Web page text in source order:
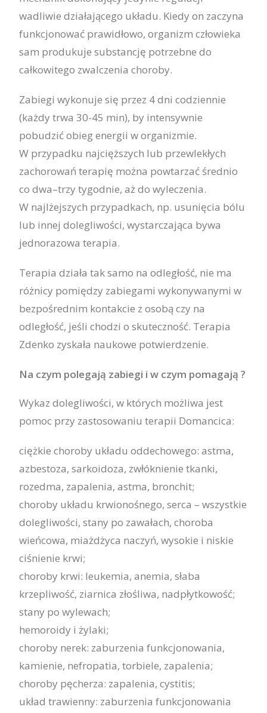
wadliwie działającego układu. Kiedy on zaczyna
funkcjonować prawidłowo, organizm człowieka
sam produkuje substancję potrzebne do
całkowitego zwalczenia choroby.
Zabiegi wykonuje się przez 4 dni codziennie
(każdy trwa 30-45 min), by intensywnie
pobudzić obieg energii w organizmie.
W przypadku najcięższych lub przewlekłych
zachorowań terapię można powtarzać średnio
co dwa–trzy tygodnie, aż do wyleczenia.
W najlżejszych przypadkach, np. usunięcia bólu
lub innej dolegliwości, wystarczająca bywa
jednorazowa terapia.
Terapia działa tak samo na odległość, nie ma
różnicy pomiędzy zabiegami wykonywanymi w
bezpośrednim kontakcie z osobą czy na
odległość, jeśli chodzi o skuteczność. Terapia
Zdenko zyskała naukowe potwierdzenie.
Na czym polegają zabiegi i w czym pomagają ?
Wykaz dolegliwości, w których możliwa jest
pomoc przy zastosowaniu terapii Domancica:
ciężkie choroby układu oddechowego: astma,
azbestoza, sarkoidoza, zwłóknienie tkanki,
rozedma, zapalenia, astma, bronchit;
choroby układu krwionośnego, serca – wszystkie
dolegliwości, stany po zawałach, choroba
wieńcowa, miażdżyca naczyń, wysokie i niskie
ciśnienie krwi;
choroby krwi: leukemia, anemia, słaba
krzepliwość, ziarnica złośliwa, nadpłytkowość;
stany po wylewach;
hemoroidy i żylaki;
choroby nerek: zaburzenia funkcjonowania,
kamienie, nefropatia, torbiele, zapalenia;
choroby pęcherza: zapalenia, cystitis;
układ trawienny: zaburzenia funkcjonowania